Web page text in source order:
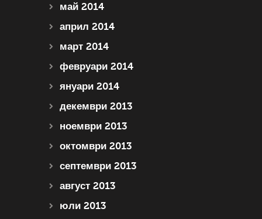
май 2014
април 2014
март 2014
февруари 2014
януари 2014
декември 2013
ноември 2013
октомври 2013
септември 2013
август 2013
юли 2013